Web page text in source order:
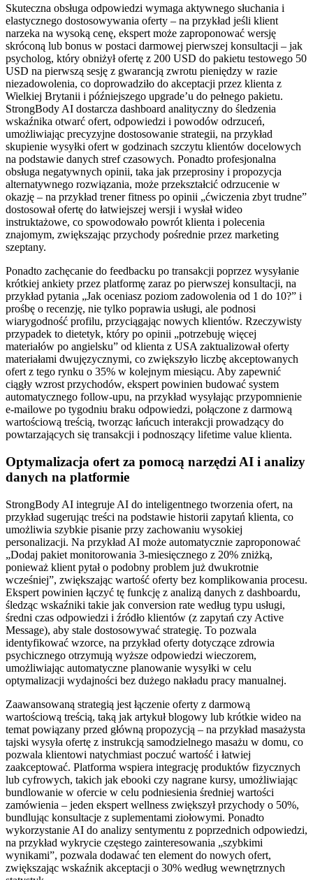
Skuteczna obsługa odpowiedzi wymaga aktywnego słuchania i
elastycznego dostosowywania oferty – na przykład jeśli klient
narzeka na wysoką cenę, ekspert może zaproponować wersję
skróconą lub bonus w postaci darmowej pierwszej konsultacji – jak
psycholog, który obniżył ofertę z 200 USD do pakietu testowego 50
USD na pierwszą sesję z gwarancją zwrotu pieniędzy w razie
niezadowolenia, co doprowadziło do akceptacji przez klienta z
Wielkiej Brytanii i późniejszego upgrade’u do pełnego pakietu.
StrongBody AI dostarcza dashboard analityczny do śledzenia
wskaźnika otwarć ofert, odpowiedzi i powodów odrzuceń,
umożliwiając precyzyjne dostosowanie strategii, na przykład
skupienie wysyłki ofert w godzinach szczytu klientów docelowych
na podstawie danych stref czasowych. Ponadto profesjonalna
obsługa negatywnych opinii, taka jak przeprosiny i propozycja
alternatywnego rozwiązania, może przekształcić odrzucenie w
okazję – na przykład trener fitness po opinii „ćwiczenia zbyt trudne”
dostosował ofertę do łatwiejszej wersji i wysłał wideo
instruktażowe, co spowodowało powrót klienta i polecenia
znajomym, zwiększając przychody pośrednie przez marketing
szeptany.
Ponadto zachęcanie do feedbacku po transakcji poprzez wysyłanie
krótkiej ankiety przez platformę zaraz po pierwszej konsultacji, na
przykład pytania „Jak oceniasz poziom zadowolenia od 1 do 10?” i
prośbę o recenzję, nie tylko poprawia usługi, ale podnosi
wiarygodność profilu, przyciągając nowych klientów. Rzeczywisty
przypadek to dietetyk, który po opinii „potrzebuję więcej
materiałów po angielsku” od klienta z USA zaktualizował oferty
materiałami dwujęzycznymi, co zwiększyło liczbę akceptowanych
ofert z tego rynku o 35% w kolejnym miesiącu. Aby zapewnić
ciągły wzrost przychodów, ekspert powinien budować system
automatycznego follow-upu, na przykład wysyłając przypomnienie
e-mailowe po tygodniu braku odpowiedzi, połączone z darmową
wartościową treścią, tworząc łańcuch interakcji prowadzący do
powtarzających się transakcji i podnoszący lifetime value klienta.
Optymalizacja ofert za pomocą narzędzi AI i analizy
danych na platformie
StrongBody AI integruje AI do inteligentnego tworzenia ofert, na
przykład sugerując treści na podstawie historii zapytań klienta, co
umożliwia szybkie pisanie przy zachowaniu wysokiej
personalizacji. Na przykład AI może automatycznie zaproponować
„Dodaj pakiet monitorowania 3-miesięcznego z 20% zniżką,
ponieważ klient pytał o podobny problem już dwukrotnie
wcześniej”, zwiększając wartość oferty bez komplikowania procesu.
Ekspert powinien łączyć tę funkcję z analizą danych z dashboardu,
śledząc wskaźniki takie jak conversion rate według typu usługi,
średni czas odpowiedzi i źródło klientów (z zapytań czy Active
Message), aby stale dostosowywać strategię. To pozwala
identyfikować wzorce, na przykład oferty dotyczące zdrowia
psychicznego otrzymują wyższe odpowiedzi wieczorem,
umożliwiając automatyczne planowanie wysyłki w celu
optymalizacji wydajności bez dużego nakładu pracy manualnej.
Zaawansowaną strategią jest łączenie oferty z darmową
wartościową treścią, taką jak artykuł blogowy lub krótkie wideo na
temat powiązany przed główną propozycją – na przykład masażysta
tajski wysyła ofertę z instrukcją samodzielnego masażu w domu, co
pozwala klientowi natychmiast poczuć wartość i łatwiej
zaakceptować. Platforma wspiera integrację produktów fizycznych
lub cyfrowych, takich jak ebooki czy nagrane kursy, umożliwiając
bundlowanie w ofercie w celu podniesienia średniej wartości
zamówienia – jeden ekspert wellness zwiększył przychody o 50%,
bundlując konsultacje z suplementami ziołowymi. Ponadto
wykorzystanie AI do analizy sentymentu z poprzednich odpowiedzi,
na przykład wykrycie częstego zainteresowania „szybkimi
wynikami”, pozwala dodawać ten element do nowych ofert,
zwiększając wskaźnik akceptacji o 30% według wewnętrznych